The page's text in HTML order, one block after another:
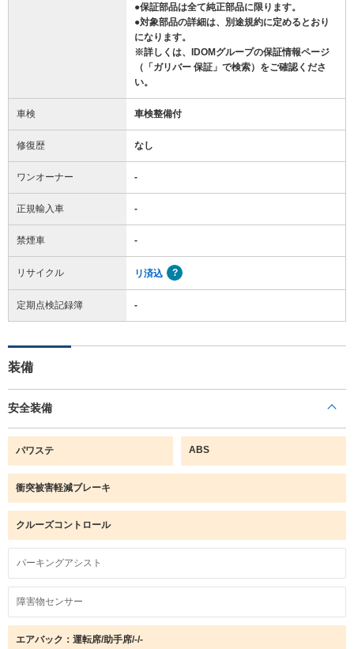
●保証部品は全て純正部品に限ります。
●対象部品の詳細は、別途規約に定めるとおり
になります。
※詳しくは、IDOMグループの保証情報ページ
（「ガリバー 保証」で検索）をご確認くださ
い。
車検 車検整備付
修復歴 なし
ワンオーナー -
正規輸入車 -
禁煙車 -
リサイクル リ済込
定期点検記録簿 -
装備
安全装備
パワステ ABS
衝突被害軽減ブレーキ
クルーズコントロール
パーキングアシスト
障害物センサー
エアバック：運転席/助手席/-/-